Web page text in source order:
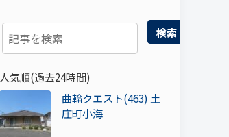
検索
人気順(過去24時間)
曲輪クエスト(463) 土
庄町小海